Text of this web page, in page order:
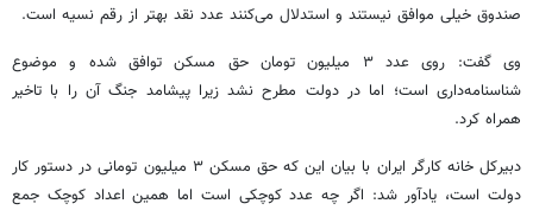
صندوق خیلی موافق نیستند و استدلال می‌کنند عدد نقد بهتر از رقم نسیه است.
وی گفت: روی عدد ۳ میلیون تومان حق مسکن توافق شده و موضوع
شناسنامه‌داری است؛ اما در دولت مطرح نشد زیرا پیشامد جنگ آن را با تاخیر
همراه کرد.
دبیرکل خانه کارگر ایران با بیان این که حق مسکن ۳ میلیون تومانی در دستور کار
دولت است، یادآور شد: اگر چه عدد کوچکی است اما همین اعداد کوچک جمع